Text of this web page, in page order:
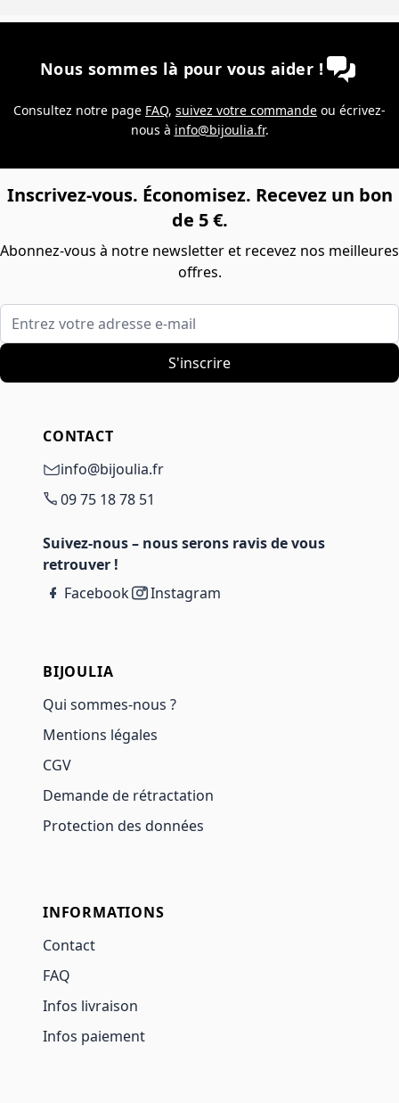
Nous sommes là pour vous aider !
Consultez notre page FAQ, suivez votre commande ou écrivez-
nous à info@bijoulia.fr.
Inscrivez-vous. Économisez. Recevez un bon
de 5 €.
Abonnez-vous à notre newsletter et recevez nos meilleures
offres.
Entrez votre adresse e-mail
S'inscrire
CONTACT
info@bijoulia.fr
09 75 18 78 51
Suivez-nous – nous serons ravis de vous
retrouver !
Facebook
Instagram
BIJOULIA
Qui sommes-nous ?
Mentions légales
CGV
Demande de rétractation
Protection des données
INFORMATIONS
Contact
FAQ
Infos livraison
Infos paiement